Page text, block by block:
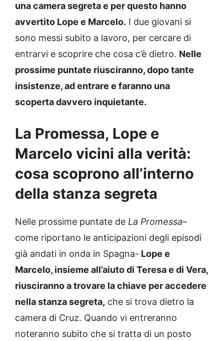
una camera segreta e per questo hanno
avvertito Lope e Marcelo. I due giovani si
sono messi subito a lavoro, per cercare di
entrarvi e scoprire che cosa c’è dietro. Nelle
prossime puntate riusciranno, dopo tante
insistenze, ad entrare e faranno una
scoperta davvero inquietante.
La Promessa, Lope e
Marcelo vicini alla verità:
cosa scoprono all’interno
della stanza segreta
Nelle prossime puntate de La Promessa–
come riportano le anticipazioni degli episodi
già andati in onda in Spagna- Lope e
Marcelo, insieme all’aiuto di Teresa e di Vera,
riusciranno a trovare la chiave per accedere
nella stanza segreta, che si trova dietro la
camera di Cruz. Quando vi entreranno
noteranno subito che si tratta di un posto